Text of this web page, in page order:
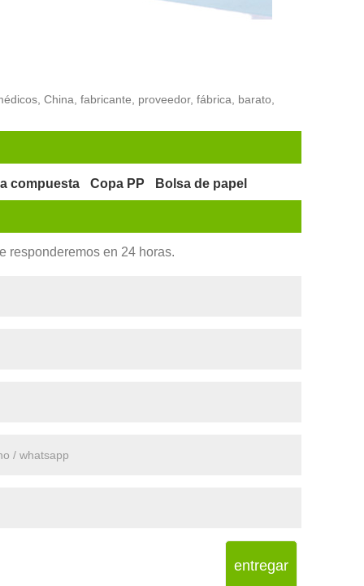
China, fabricante, proveedor, fábrica, barato,
compuesta Copa PP Bolsa de papel
responderemos en 24 horas.
entregar